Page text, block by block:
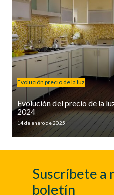
Evolución precio de la luz
Evolución del precio de la
2024
14 de enero de 2025
Suscríbete a
boletín